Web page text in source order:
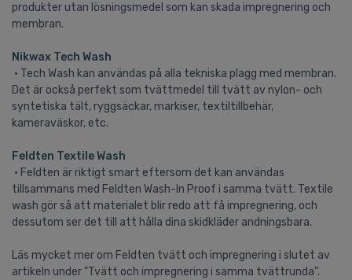
produkter utan lösningsmedel som kan skada impregnering och
membran.
Nikwax Tech Wash
• Tech Wash kan användas på alla tekniska plagg med membran.
Det är också perfekt som tvättmedel till tvätt av nylon- och
syntetiska tält, ryggsäckar, markiser, textiltillbehär,
kameraväskor, etc.
Feldten Textile Wash
• Feldten är riktigt smart eftersom det kan användas
tillsammans med Feldten Wash-In Proof i samma tvätt. Textile
wash gör så att materialet blir redo att få impregnering, och
dessutom ser det till att hålla dina skidkläder andningsbara.
Läs mycket mer om Feldten tvätt och impregnering i slutet av
artikeln under "Tvätt och impregnering i samma tvättrunda".